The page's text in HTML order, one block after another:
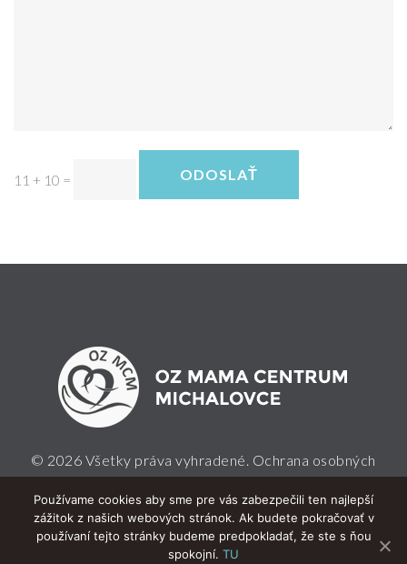
11 + 10 = ODOSLAŤ
© 2026 Všetky práva vyhradené. Ochrana osobných
Používame cookies aby sme pre vás zabezpečili ten najlepší
zážitok z našich webových stránok. Ak budete pokračovať v
používaní tejto stránky budeme predpokladať, že ste s ňou
spokojní. TU